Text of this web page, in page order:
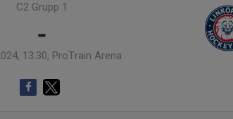
C2 Grupp 1
-
13:30, ProTrain Arena